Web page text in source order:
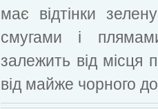
має відтінки
смугами і
залежить від місця
від майже чорного до